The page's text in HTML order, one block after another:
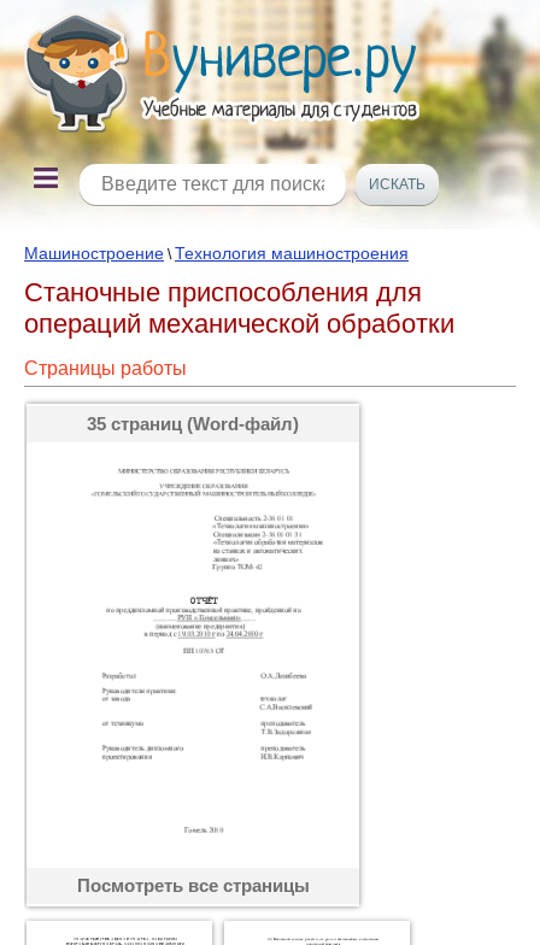
Машиностроение \Технология машиностроения
Станочные приспособления для
операций механической обработки
Страницы работы
35 страниц (Word-файл)
Посмотреть все страницы